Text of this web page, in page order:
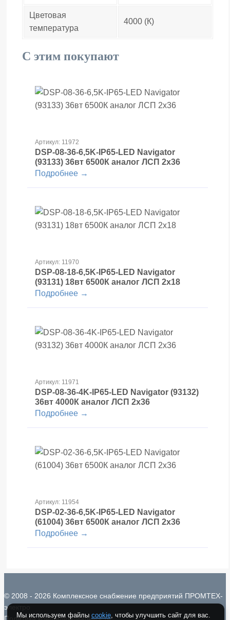
Цветовая
температура
4000 (К)
С этим покупают
Артикул: 11972
DSP-08-36-6,5K-IP65-LED Navigator
(93133) 36вт 6500К аналог ЛСП 2х36
Подробнее →
Артикул: 11970
DSP-08-18-6,5K-IP65-LED Navigator
(93131) 18вт 6500К аналог ЛСП 2х18
Подробнее →
Артикул: 11971
DSP-08-36-4K-IP65-LED Navigator (93132)
36вт 4000К аналог ЛСП 2х36
Подробнее →
Артикул: 11954
DSP-02-36-6,5K-IP65-LED Navigator
(61004) 36вт 6500К аналог ЛСП 2х36
Подробнее →
© 2008 - 2026 Комплексное снабжение предприятий ПРОМТЕХ-
электро
Мы используем файлы cookie, чтобы улучшить сайт для вас.